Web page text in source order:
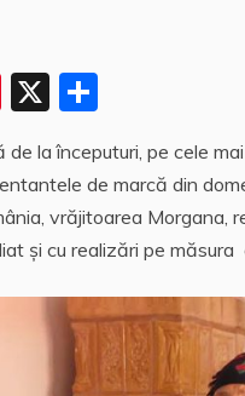
Pi
nt
er
e
st
X
rt
aj
e
a
z
ă
la începuturi, pe cele
de marcă din
vrăjitoarea Morgana,
și cu realizări pe